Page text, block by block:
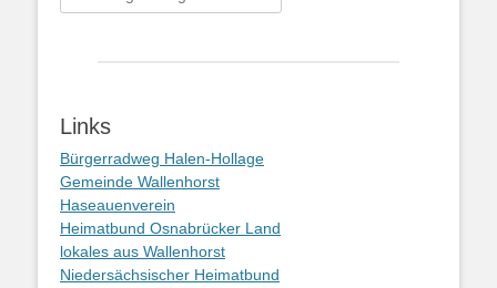
nach:
Links
Bürgerradweg Halen-Hollage
Gemeinde Wallenhorst
Haseauenverein
Heimatbund Osnabrücker Land
lokales aus Wallenhorst
Niedersächsischer Heimatbund